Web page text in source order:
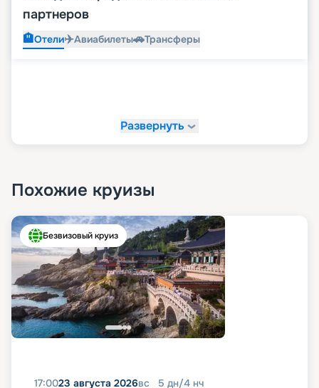
партнеров
🏨Отели✈️Авиабилеты🚗Трансферы
Развернуть
Похожие круизы
Безвизовый круиз
17:0023 августа 2026вс 5 дн/4 нч